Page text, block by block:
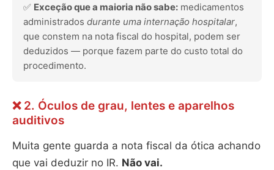
✅ Exceção que a maioria não sabe: medicamentos
administrados durante uma internação hospitalar,
que constem na nota fiscal do hospital, podem ser
deduzidos — porque fazem parte do custo total do
procedimento.
❌ 2. Óculos de grau, lentes e aparelhos
auditivos
Muita gente guarda a nota fiscal da ótica achando
que vai deduzir no IR. Não vai.